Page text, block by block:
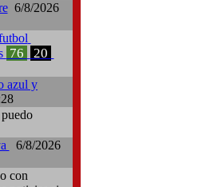
6/8/2026
76 20
azul y
6/8/2026
con